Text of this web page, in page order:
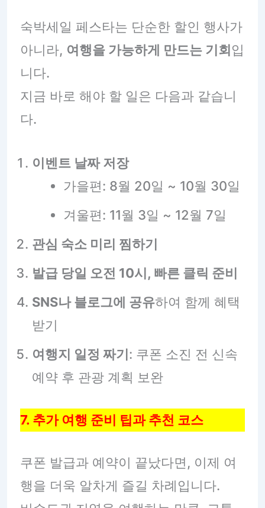
숙박세일 페스타는 단순한 할인 행사가
아니라, 여행을 가능하게 만드는 기회입
니다.
지금 바로 해야 할 일은 다음과 같습니
다.
이벤트 날짜 저장
가을편: 8월 20일 ~ 10월 30일
겨울편: 11월 3일 ~ 12월 7일
관심 숙소 미리 찜하기
발급 당일 오전 10시, 빠른 클릭 준비
SNS나 블로그에 공유하여 함께 혜택
받기
여행지 일정 짜기 : 쿠폰 소진 전 신속
예약 후 관광 계획 보완
7. 추가 여행 준비 팁과 추천 코스
쿠폰 발급과 예약이 끝났다면, 이제 여
행을 더욱 알차게 즐길 차례입니다.